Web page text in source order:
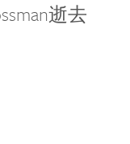
逝去